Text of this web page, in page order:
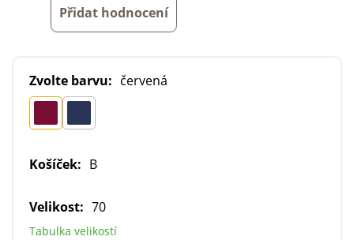
Přidat hodnocení
Zvolte barvu: červená
Košíček: B
Velikost: 70
Tabulka velikostí